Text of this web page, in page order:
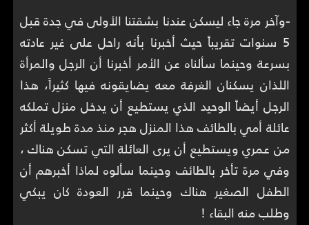
-وآخر مرة جاء ليسكن عندنا بشقتنا الأولى في جدة قبل
5 سنوات تقريباً حيث أخبرنا بأنه راحل على غير عادته
بسرعة وحينما سألناه عن الأمر أخبرنا أن الرجل والمرأة
اللذان يسكنان الغرفة معه يضايقونه فيها كثيراً، هذا
الرجل أيضاً الوحيد الذي يستطيع أن يدخل منزل تملكه
عائلة أمي بالطائف هذا المنزل هجر منذ مدة طويلة أكثر
من عمري ويستطيع أن يرى العائلة التي تسكن هناك ،
وفي مرة تأخر بالطائف وحينما سألوه لماذا أخبرهم أن
الطفل الصغير هناك وحينما قرر العودة كان يبكي
وطلب منه البقاء !